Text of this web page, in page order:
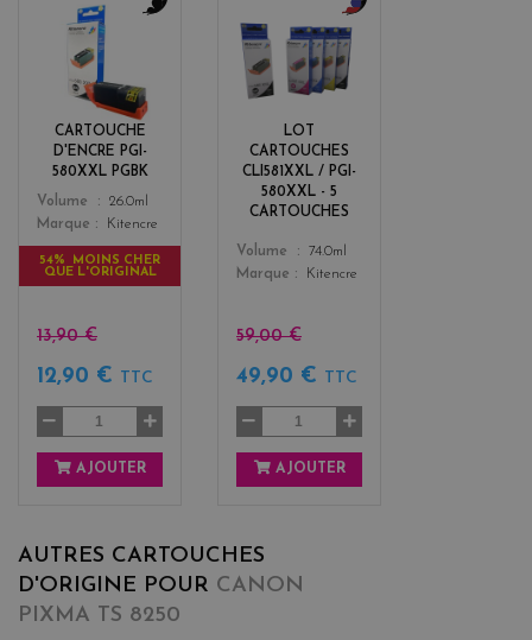
CARTOUCHE
D'ENCRE PGI-
580XXL PGBK
Color
c
k
Volume
26.0ml
Marque
Kitencre
54% MOINS CHER
QUE L'ORIGINAL
13,90 €
12,90 € TTC
AJOUTER
LOT
CARTOUCHES
CLI581XXL / PGI-
580XXL - 5
CARTOUCHES
Color
b
l
a
+
3
Volume
74.0ml
Marque
Kitencre
59,00 €
49,90 € TTC
AJOUTER
AUTRES CARTOUCHES
D'ORIGINE POUR CANON
PIXMA TS 8250